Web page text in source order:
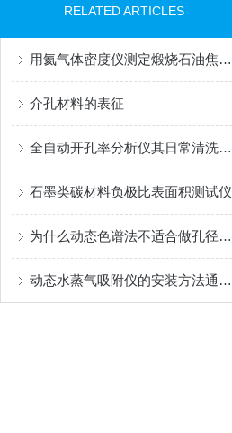
RELATED ARTICLES
用氦气体密度仪测定煅烧石油焦真密度的标准方法
介孔材料的表征
全自动开孔率分析仪其日常清洗也是很有讲究的
石墨类碳材料负极比表面积测试仪
为什么动态色谱法不适合做孔径测试分析？
动态水蒸气吸附仪的安装方法通常包括以下步骤